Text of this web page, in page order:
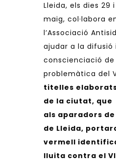
Lleida, els dies 29 i
maig, col·labora
l’Associació
ajudar a la difusió
conscienciació de
problemàtica del
titelles
de la ciutat, que
als aparadors
de Lleida,
vermell
lluita contra el